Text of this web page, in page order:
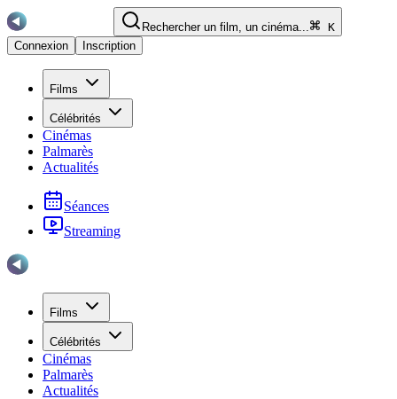
Rechercher un film, un cinéma...
K
Connexion
Inscription
Films
Célébrités
Cinémas
Palmarès
Actualités
Séances
Streaming
Films
Célébrités
Cinémas
Palmarès
Actualités